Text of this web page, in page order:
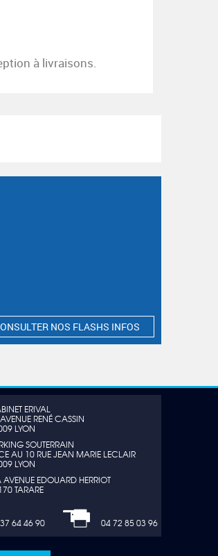
à livraisons.
NOS FLASHS INFOS
ERIVAL
RENÉ CASSIN
LYON
SOUTERRAIN
AU 10 RUE JEAN MARIE LECLAIR
LYON
AVENUE EDOUARD HERRIOT
TARARE
64 46 90 04 72 85 03 96